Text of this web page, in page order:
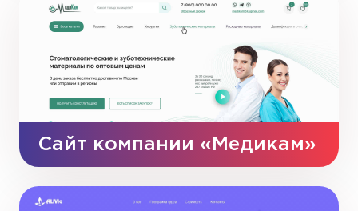
Сайт компании «Медикам»